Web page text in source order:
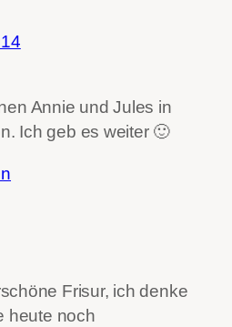
Annie und Jules in
Ich geb es weiter 🙂
Frisur, ich denke
heute noch